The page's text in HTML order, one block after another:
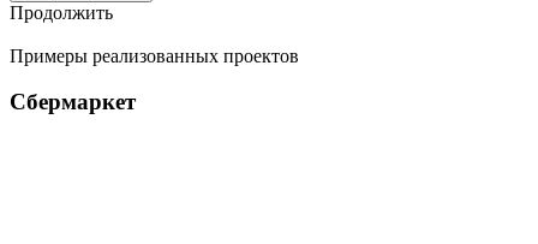
Продолжить
Примеры реализованных проектов
Сбермаркет